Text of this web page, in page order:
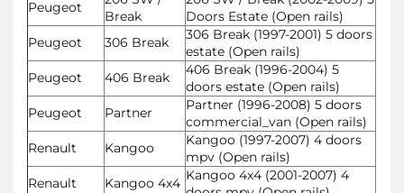
Peugeot
Break
Doors Estate (Open rails)
Peugeot
306 Break
306 Break (1997-2001) 5 doors
estate (Open rails)
Peugeot
406 Break
406 Break (1996-2004) 5
doors estate (Open rails)
Peugeot
Partner
Partner (1996-2008) 5 doors
commercial_van (Open rails)
Renault
Kangoo
Kangoo (1997-2007) 4 doors
mpv (Open rails)
Renault
Kangoo 4x4 Kangoo 4x4 (2001-2007) 4